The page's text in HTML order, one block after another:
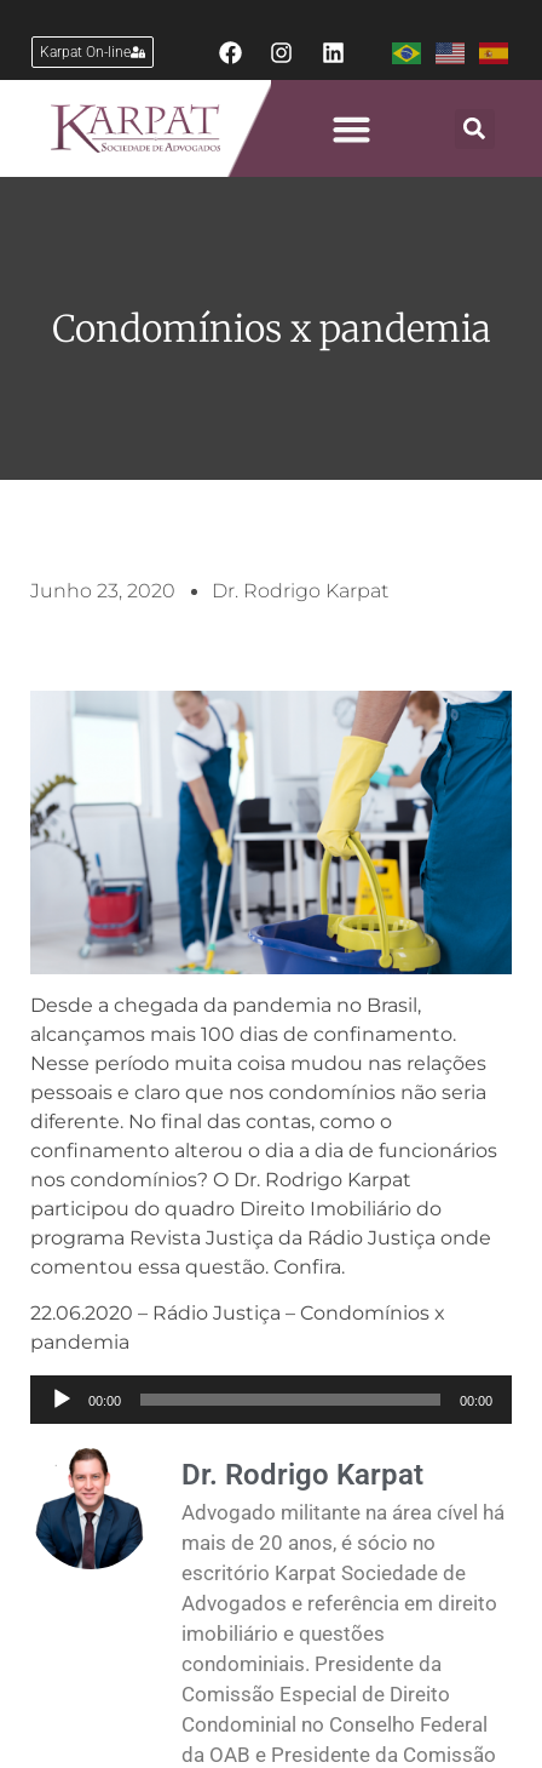
Karpat On-line
Condomínios x pandemia
Junho 23, 2020 Dr. Rodrigo Karpat
Desde a chegada da pandemia no Brasil,
alcançamos mais 100 dias de confinamento.
Nesse período muita coisa mudou nas relações
pessoais e claro que nos condomínios não seria
diferente. No final das contas, como o
confinamento alterou o dia a dia de funcionários
nos condomínios? O Dr. Rodrigo Karpat
participou do quadro Direito Imobiliário do
programa Revista Justiça da Rádio Justiça onde
comentou essa questão. Confira.
22.06.2020 – Rádio Justiça – Condomínios x
pandemia
Tocador
áudio
00:00 00:00
Dr. Rodrigo Karpat
Advogado militante na área cível há
mais de 20 anos, é sócio no
escritório Karpat Sociedade de
Advogados e referência em direito
imobiliário e questões
condominiais. Presidente da
Comissão Especial de Direito
Condominial no Conselho Federal
da OAB e Presidente da Comissão